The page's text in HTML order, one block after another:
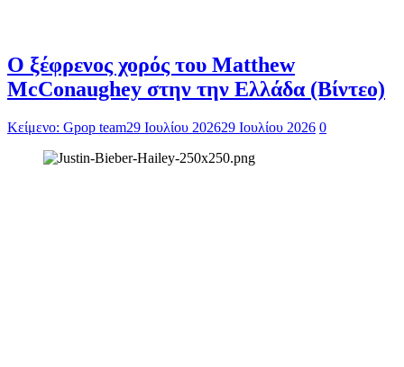
Ο ξέφρενος χορός του Matthew
McConaughey στην την Ελλάδα (Βίντεο)
Κείμενο: Gpop team29 Ιουλίου 202629 Ιουλίου 2026 0